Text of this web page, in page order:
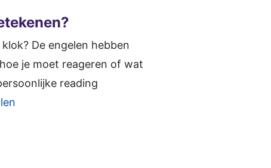
?
De engelen hebben
je moet reageren of wat
reading